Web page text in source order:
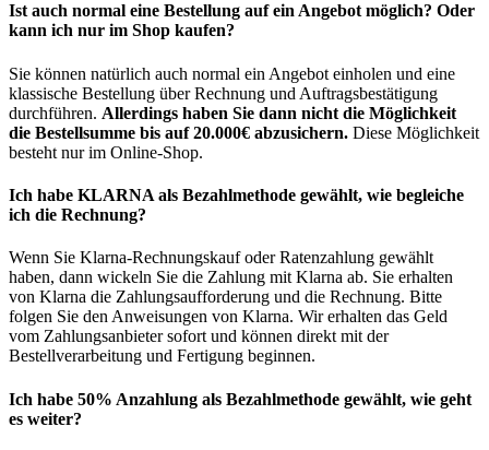
Ist auch normal eine Bestellung auf ein Angebot möglich? Oder
kann ich nur im Shop kaufen?
Sie können natürlich auch normal ein Angebot einholen und eine
klassische Bestellung über Rechnung und Auftragsbestätigung
durchführen. Allerdings haben Sie dann nicht die Möglichkeit
die Bestellsumme bis auf 20.000€ abzusichern. Diese Möglichkeit
besteht nur im Online-Shop.
Ich habe KLARNA als Bezahlmethode gewählt, wie begleiche
ich die Rechnung?
Wenn Sie Klarna-Rechnungskauf oder Ratenzahlung gewählt
haben, dann wickeln Sie die Zahlung mit Klarna ab. Sie erhalten
von Klarna die Zahlungsaufforderung und die Rechnung. Bitte
folgen Sie den Anweisungen von Klarna. Wir erhalten das Geld
vom Zahlungsanbieter sofort und können direkt mit der
Bestellverarbeitung und Fertigung beginnen.
Ich habe 50% Anzahlung als Bezahlmethode gewählt, wie geht
es weiter?